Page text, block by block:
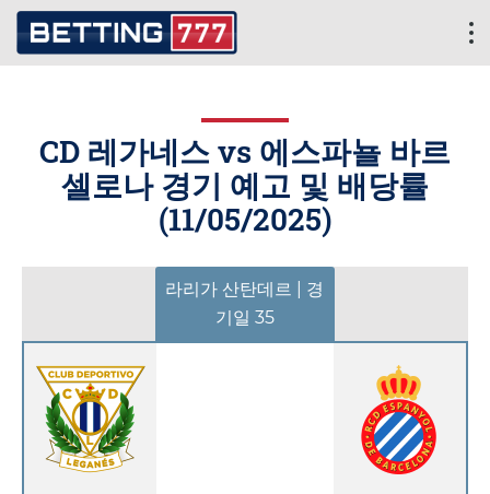
CD 레가네스 vs 에스파뇰 바르
셀로나 경기 예고 및 배당률
(11/05/2025)
라리가 산탄데르 | 경
기일 35